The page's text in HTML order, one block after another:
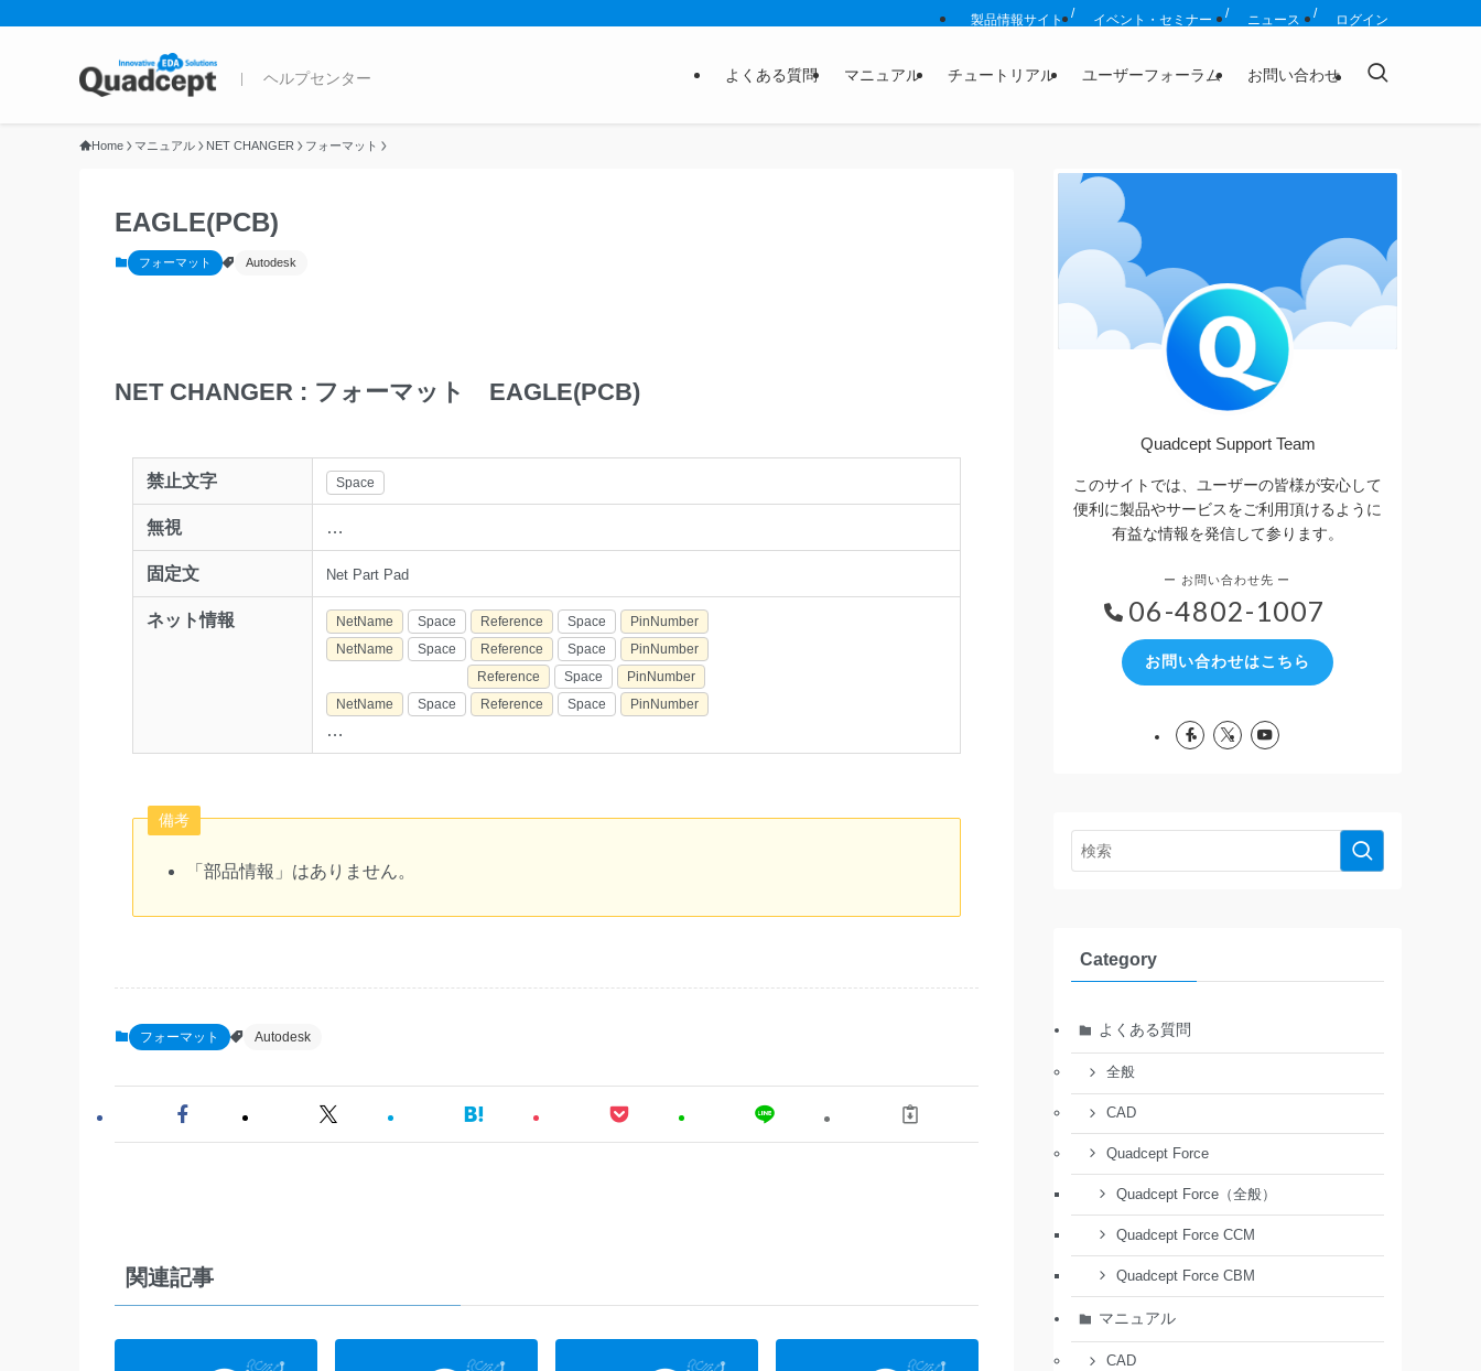
よくある質問 マニュアル チュートリアル ユーザーフォーラム お問い合わせ
製品情報サイト イベント・セミナー ニュース ログイン
Home マニュアル NET CHANGER フォーマット
EAGLE(PCB)
フォーマット Autodesk
NET CHANGER : フォーマット EAGLE(PCB)
禁止文字 Space
無視 …
固定文 Net Part Pad
ネット情報 NetName Space Reference Space
PinNumber
NetName
Space Reference Space
PinNumber
Reference
Space
PinNumber
NetName
Space Reference Space PinNumber
…
備考
「部品情報」はありません。
フォーマット Autodesk
関連記事
Quadcept Support Team
このサイトでは、ユーザーの皆様が安心して
便利に製品やサービスをご利用頂けるように
有益な情報を発信して参ります。
06-4802-1007
お問い合わせはこちら
Category
よくある質問
全般
CAD
Quadcept Force
Quadcept Force（全般）
Quadcept Force CCM
Quadcept Force CBM
マニュアル
CAD